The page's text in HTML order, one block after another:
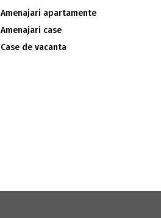
Amenajari apartamente
Amenajari case
Case de vacanta